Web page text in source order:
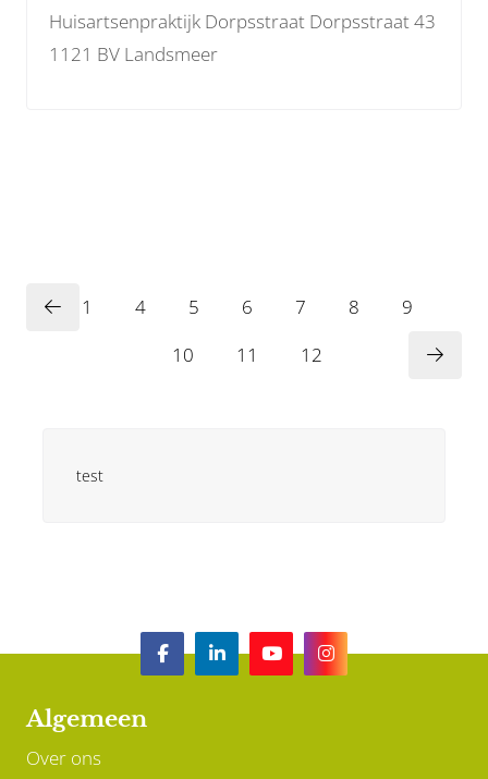
Huisartsenpraktijk Dorpsstraat Dorpsstraat 43
1121 BV Landsmeer
1 4 5 6 7 8
9
10
11 12
test
Algemeen
Over ons